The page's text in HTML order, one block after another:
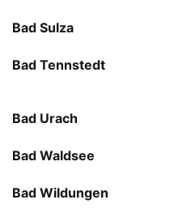
Bad Sulza
Bad Tennstedt
Bad Urach
Bad Waldsee
Bad Wildungen